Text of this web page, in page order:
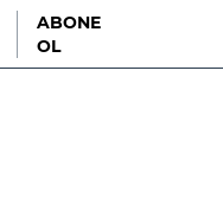
ABONE
OL